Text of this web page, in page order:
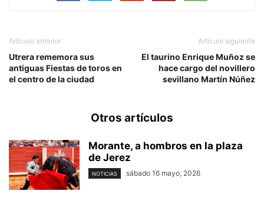
Artículo anterior
Utrera rememora sus
antiguas Fiestas de toros en
el centro de la ciudad
Artículo siguiente
El taurino Enrique Muñoz se
hace cargo del novillero
sevillano Martín Núñez
Otros artículos
Morante, a hombros en la plaza
de Jerez
NOTICIAS sábado 16 mayo, 2026